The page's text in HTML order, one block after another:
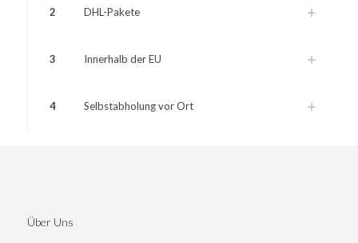
2 DHL-Pakete
3 Innerhalb der EU
4 Selbstabholung vor Ort
Über Uns